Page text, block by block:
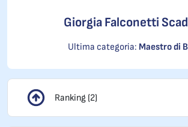
Giorgia Falconetti
Ultima categoria: Maestro di
Ranking (2)